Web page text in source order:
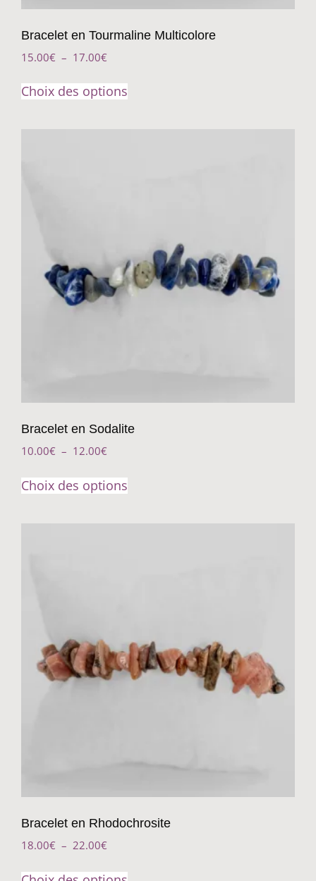
Bracelet en Tourmaline Multicolore
15.00€ – 17.00€
Choix des options
Bracelet en Sodalite
10.00€ – 12.00€
Choix des options
Bracelet en Rhodochrosite
18.00€ – 22.00€